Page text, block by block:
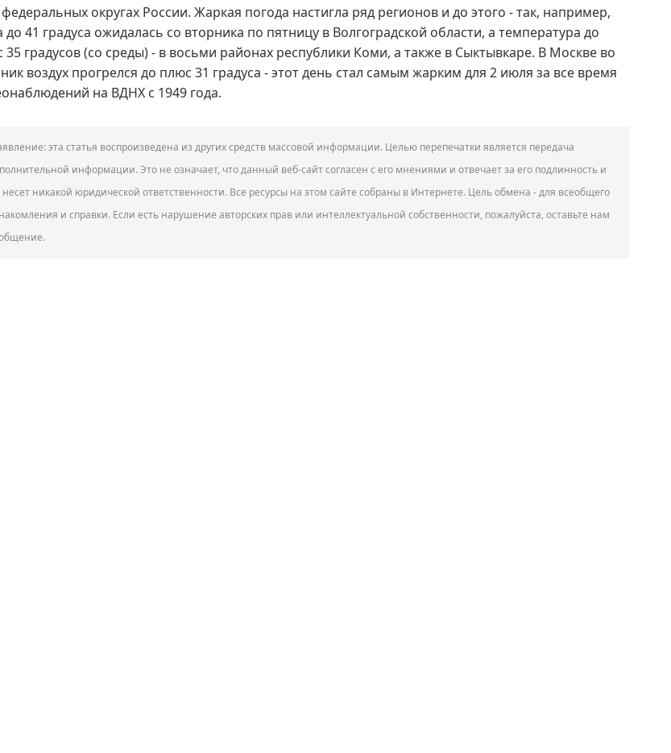
федеральных округах России. Жаркая погода настигла ряд регионов и до этого - так, например,
до 41 градуса ожидалась со вторника по пятницу в Волгоградской области, а температура до
35 градусов (со среды) - в восьми районах республики Коми, а также в Сыктывкаре. В Москве во
воздух прогрелся до плюс 31 градуса - этот день стал самым жарким для 2 июля за все время
на ВДНХ с 1949 года.
эта статья воспроизведена из других средств массовой информации. Целью перепечатки является передача
информации. Это не означает, что данный веб-сайт согласен с его мнениями и отвечает за его подлинность и
несет никакой юридической ответственности. Все ресурсы на этом сайте собраны в Интернете. Цель обмена - для всеобщего
и справки. Если есть нарушение авторских прав или интеллектуальной собственности, пожалуйста, оставьте нам